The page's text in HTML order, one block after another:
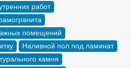
работ
помещений
Наливной пол под ламинат
камня